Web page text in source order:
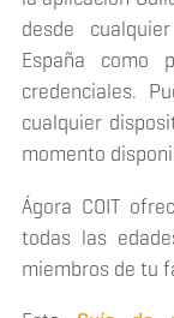
desde
España como
credenciales.
cualquier
momento
Ágora COIT
todas las
miembros de tu